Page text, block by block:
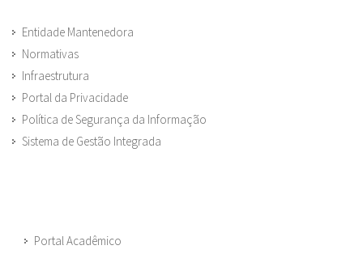
Entidade Mantenedora
Normativas
Infraestrutura
Portal da Privacidade
Política de Segurança da Informação
Sistema de Gestão Integrada
Portal Acadêmico